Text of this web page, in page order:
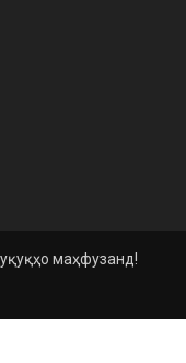
маҳфузанд!